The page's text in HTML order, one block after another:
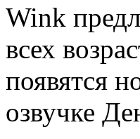
Wink
всех
появятся
озвучке